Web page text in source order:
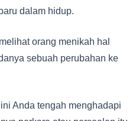
dalam hidup.
orang menikah hal
sebuah perubahan ke
Anda tengah menghadapi